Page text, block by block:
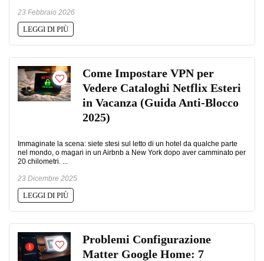
23 Febbraio 2026
LEGGI DI PIÙ
Come Impostare VPN per
Vedere Cataloghi Netflix Esteri
in Vacanza (Guida Anti-Blocco
2025)
Immaginate la scena: siete stesi sul letto di un hotel da qualche parte
nel mondo, o magari in un Airbnb a New York dopo aver camminato per
20 chilometri. ...
23 Dicembre 2025
LEGGI DI PIÙ
Problemi Configurazione
Matter Google Home: 7